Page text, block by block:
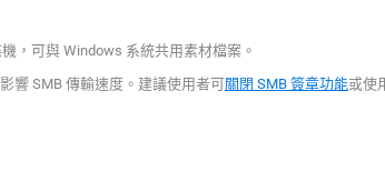
，可與 Windows 系統共用素材檔案。
響 SMB 傳輸速度。建議使用者可關閉 SMB 簽章功能或使